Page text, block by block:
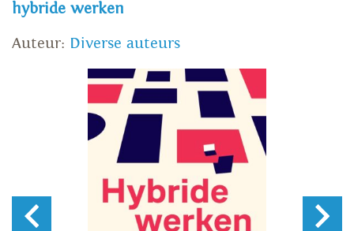
hybride werken
Auteur: Diverse auteurs